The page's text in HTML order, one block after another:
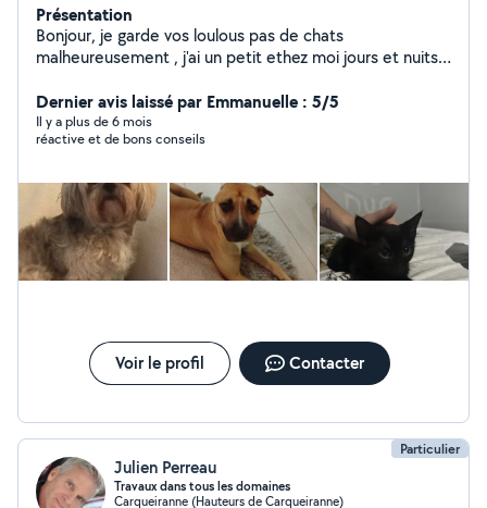
Présentation
Bonjour, je garde vos loulous pas de chats
malheureusement , j'ai un petit ethez moi jours et nuits ,
Dernier avis laissé par Emmanuelle : 5/5
Il y a plus de 6 mois
réactive et de bons conseils
Voir le profil Contacter
Particulier
Julien Perreau
Travaux dans tous les domaines
Carqueiranne (Hauteurs de Carqueiranne)